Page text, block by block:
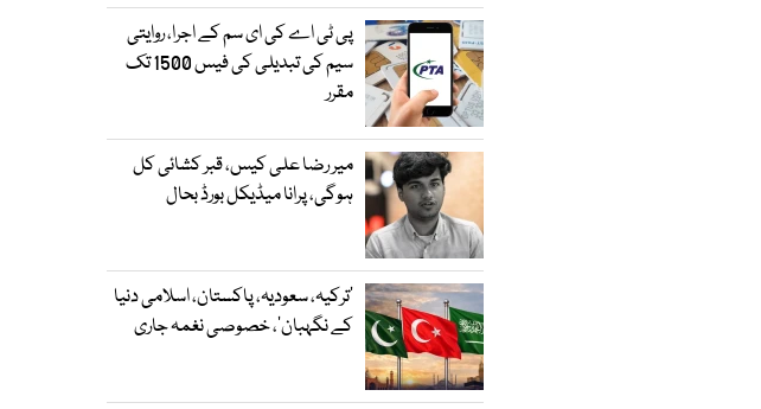
پی ٹی اے کی ای سم کے اجرا، روایتی
سیم کی تبدیلی کی فیس 1500 تک
مقرر
میر رضا علی کیس، قبر کشائی کل
ہوگی، پرانا میڈیکل بورڈ بحال
‘ترکیہ، سعودیہ، پاکستان، اسلامی دنیا
کے نگہبان’، خصوصی نغمہ جاری